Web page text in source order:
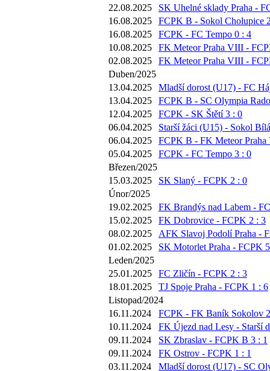
22.08.2025
SK Uhelné sklady Praha -
16.08.2025
FCPK B - Sokol Cholupice
16.08.2025
FCPK - FC Tempo 0 : 4
10.08.2025
FK Meteor Praha VIII -
02.08.2025
FK Meteor Praha VIII -
Duben/2025
13.04.2025
Mladší dorost (U17) - FC
13.04.2025
FCPK B - SC Olympia
12.04.2025
FCPK - SK Štětí 3 : 0
06.04.2025
Starší žáci (U15) - Sokol
06.04.2025
FCPK B - FK Meteor
05.04.2025
FCPK - FC Tempo 3 : 0
Březen/2025
15.03.2025
SK Slaný - FCPK 2 : 0
Únor/2025
19.02.2025
FK Brandýs nad Labem -
15.02.2025
FK Dobrovice - FCPK 2 : 3
08.02.2025
AFK Slavoj Podolí Praha -
01.02.2025
SK Motorlet Praha - FCPK
Leden/2025
25.01.2025
FC Zličín - FCPK 2 : 3
18.01.2025
TJ Spoje Praha - FCPK 1 : 6
Listopad/2024
16.11.2024
FCPK - FK Baník Sokolov
10.11.2024
FK Újezd nad Lesy - Starší
09.11.2024
SK Zbraslav - FCPK B 3 : 1
09.11.2024
FK Ostrov - FCPK 1 : 1
03.11.2024
Mladší dorost (U17) - SC